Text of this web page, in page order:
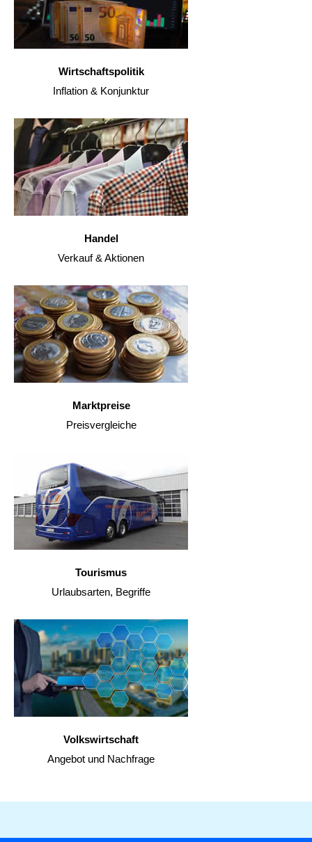
Wirtschaftspolitik
Inflation & Konjunktur
Handel
Verkauf & Aktionen
Marktpreise
Preisvergleiche
Tourismus
Urlaubsarten, Begriffe
Volkswirtschaft
Angebot und Nachfrage